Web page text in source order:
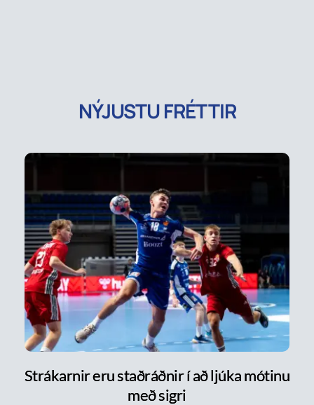
NÝJUSTU FRÉTTIR
Strákarnir eru staðráðnir í að ljúka mótinu
með sigri